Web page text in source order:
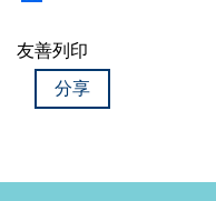
友善列印
分享